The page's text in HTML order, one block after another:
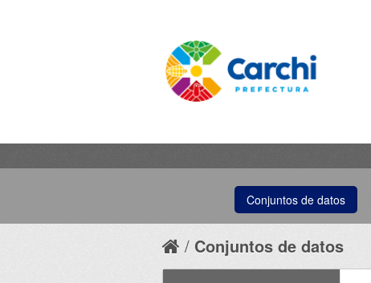
Conjuntos de datos
Conjuntos de datos